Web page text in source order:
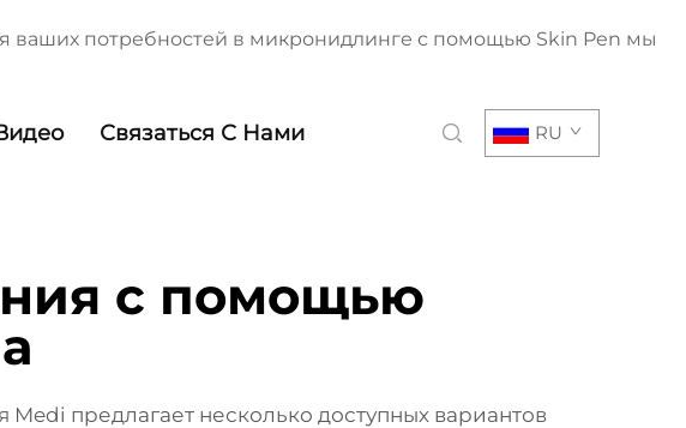
ваших потребностей в микронидлинге с помощью Skin Pen мы
Связаться С Нами RU
с помощью
предлагает несколько доступных вариантов